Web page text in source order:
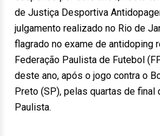
de Justiça Desportiva
julgamento realizado no Rio de
flagrado no exame de antidoping
Federação Paulista de Futebol
deste ano, após o jogo contra o
Preto (SP), pelas quartas de final
Paulista.